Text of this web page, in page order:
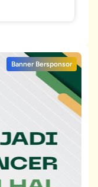
Banner Bersponsor